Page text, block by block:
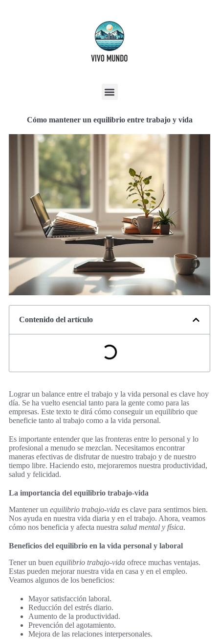
Cómo mantener un equilibrio entre trabajo y vida
Contenido del artículo
Lograr un balance entre el trabajo y la vida personal es clave hoy
día. Se ha vuelto esencial tanto para la gente como para las
empresas. Este texto te dirá cómo conseguir un equilibrio que
beneficie tanto al trabajo como a la vida personal.
Es importante entender que las fronteras entre lo personal y lo
profesional a menudo se mezclan. Necesitamos encontrar
maneras efectivas de disfrutar de nuestro trabajo y de nuestro
tiempo libre. Haciendo esto, mejoraremos nuestra productividad,
salud y felicidad.
La importancia del equilibrio trabajo-vida
Mantener un equilibrio trabajo-vida es clave para sentirnos bien.
Nos ayuda en nuestra vida diaria y en el trabajo. Ahora, veamos
cómo nos beneficia y afecta nuestra salud mental y física.
Beneficios del equilibrio en la vida personal y laboral
Tener un buen equilibrio trabajo-vida ofrece muchas ventajas.
Estas pueden mejorar nuestra vida en casa y en el empleo.
Veamos algunos de los beneficios:
Mayor satisfacción laboral.
Reducción del estrés diario.
Aumento de la productividad.
Prevención del agotamiento.
Mejora de las relaciones interpersonales.